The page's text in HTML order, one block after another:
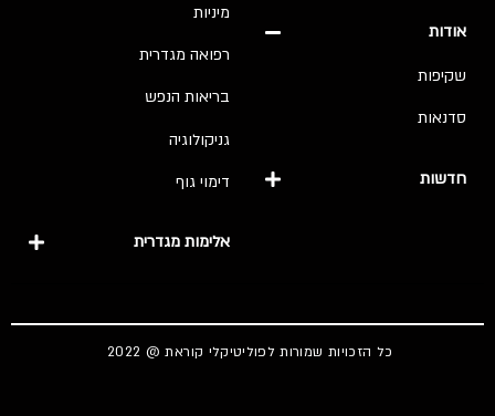
אודות
שקיפות
סדנאות
חדשות
מיניות
רפואה מגדרית
בריאות הנפש
גניקולוגיה
דימוי גוף
אלימות מגדרית
כל הזכויות שמורות לפוליטיקלי קוראת @ 2022